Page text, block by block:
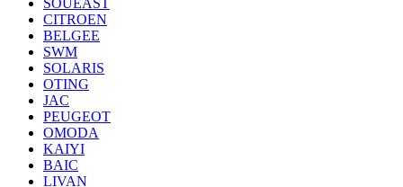
CITROEN
BELGEE
SWM
SOLARIS
OTING
JAC
PEUGEOT
OMODA
KAIYI
BAIC
LIVAN